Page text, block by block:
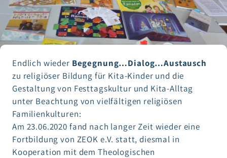
Endlich wieder Begegnung…Dialog…Austausch
zu religiöser Bildung für Kita-Kinder und die
Gestaltung von Festtagskultur und Kita-Alltag
unter Beachtung von vielfältigen religiösen
Familienkulturen:
Am 23.06.2020 fand nach langer Zeit wieder eine
Fortbildung von ZEOK e.V. statt, diesmal in
Kooperation mit dem Theologischen